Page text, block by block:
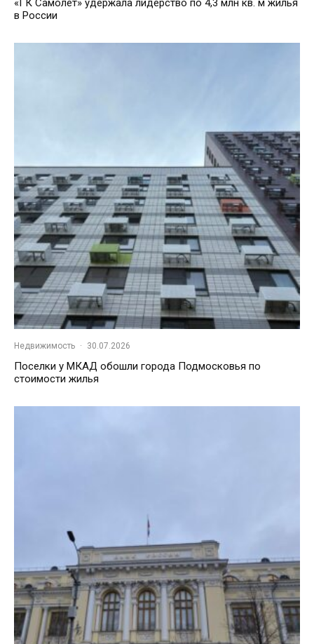
«ГК Самолет» удержала лидерство по 4,3 млн кв. м жилья
в России
Недвижимость · 30.07.2026
Поселки у МКАД обошли города Подмосковья по
стоимости жилья